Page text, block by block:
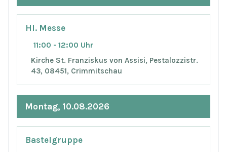
Hl. Messe
11:00 - 12:00 Uhr
Kirche St. Franziskus von Assisi, Pestalozzistr.
43, 08451, Crimmitschau
Montag, 10.08.2026
Bastelgruppe